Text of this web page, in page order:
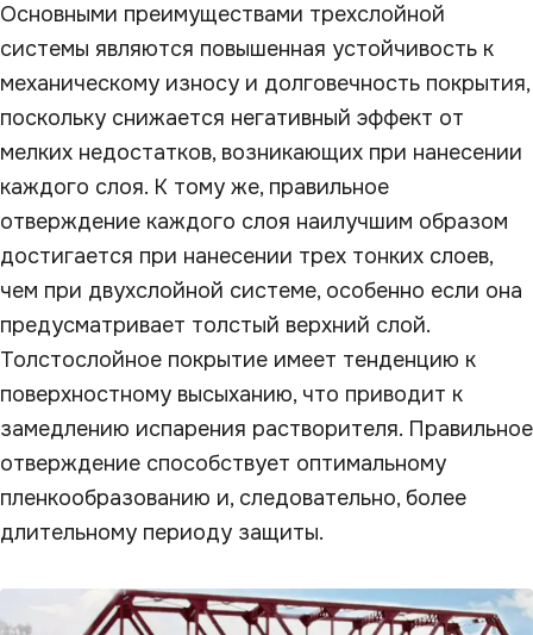
Основными преимуществами трехслойной
системы являются повышенная устойчивость к
механическому износу и долговечность покрытия,
поскольку снижается негативный эффект от
мелких недостатков, возникающих при нанесении
каждого слоя. К тому же, правильное
отверждение каждого слоя наилучшим образом
достигается при нанесении трех тонких слоев,
чем при двухслойной системе, особенно если она
предусматривает толстый верхний слой.
Толстослойное покрытие имеет тенденцию к
поверхностному высыханию, что приводит к
замедлению испарения растворителя. Правильное
отверждение способствует оптимальному
пленкообразованию и, следовательно, более
длительному периоду защиты.